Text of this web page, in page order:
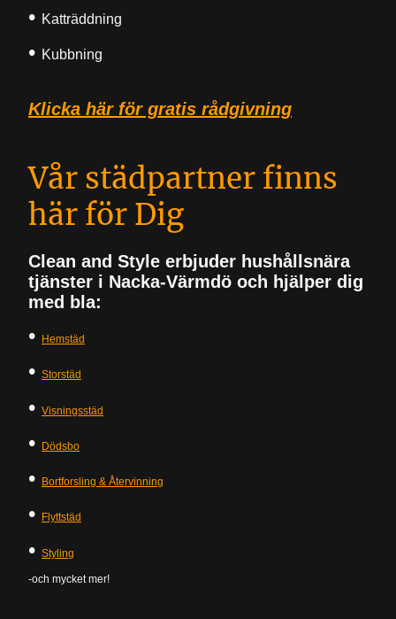
• Katträddning
• Kubbning
Klicka här för gratis rådgivning
Vår städpartner finns
här för Dig
Clean and Style erbjuder hushållsnära
tjänster i Nacka-Värmdö och hjälper dig
med bla:
• Hemstäd
• Storstäd
• Visningsstäd
• Dödsbo
• Bortforsling & Återvinning
• Flyttstäd
• Styling
-och mycket mer!